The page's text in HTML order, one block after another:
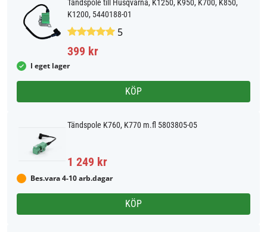
Tändspole till Husqvarna, K1250, K950, K700, K850,
K1200, 5440188-01
5
399 kr
I eget lager
KÖP
Tändspole K760, K770 m.fl 5803805-05
1 249 kr
Bes.vara 4-10 arb.dagar
KÖP